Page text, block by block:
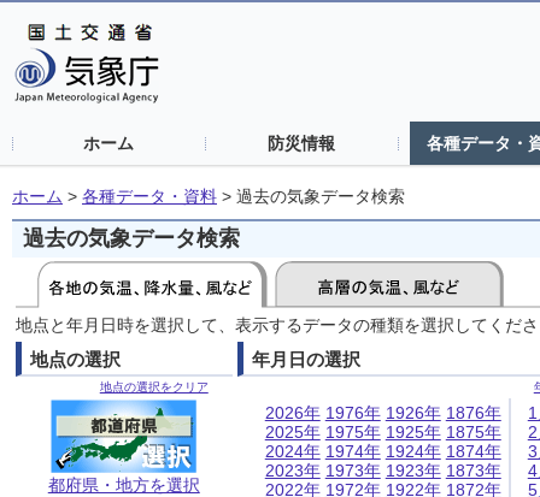
ホーム 防災情報 各種データ・
ホーム > 各種データ・資料 > 過去の気象データ検索
過去の気象データ検索
地点と年月日時を選択して、表示するデータの種類を選択してくだ
地点の選択
地点の選択をクリア
都府県・地方を選択
年月日の選択
2026年
2025年
2024年
2023年
2022年
1976年
1975年
1974年
1973年
1972年
1926年
1925年
1924年
1923年
1922年
1876年
1875年
1874年
1873年
1872年